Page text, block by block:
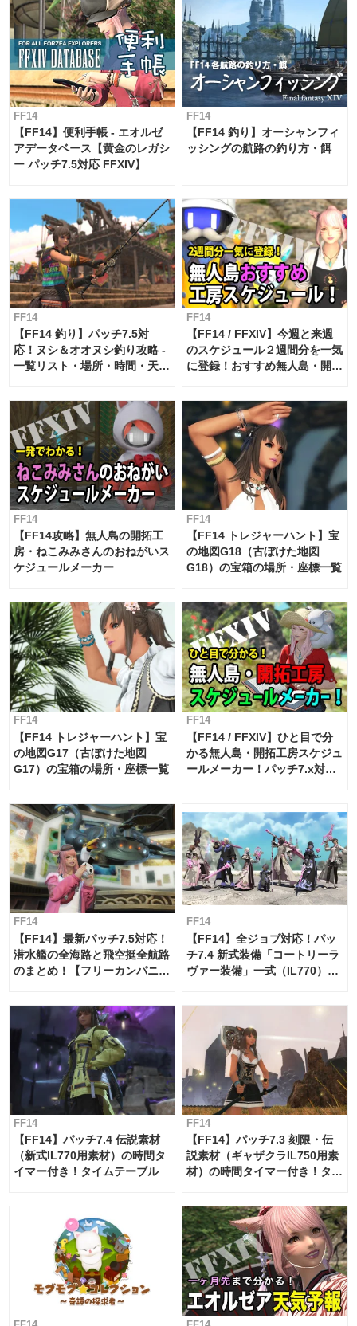
FF14
【FF14】便利手帳 - エオルゼ
アデータベース【黄金のレガシ
ー パッチ7.5対応 FFXIV】
FF14
【FF14 釣り】オーシャンフィ
ッシングの航路の釣り方・餌
FF14
【FF14 釣り】パッチ7.5対
応！ヌシ＆オオヌシ釣り攻略 -
一覧リスト・場所・時間・天
FF14
【FF14 / FFXIV】今週と来週
のスケジュール２週間分を一気
に登録！おすすめ無人島・開拓
FF14
【FF14攻略】無人島の開拓工
房・ねこみみさんのおねがいス
ケジュールメーカー
FF14
【FF14 トレジャーハント】宝
の地図G18（古ぼけた地図
G18）の宝箱の場所・座標一覧
FF14
【FF14 トレジャーハント】宝
の地図G17（古ぼけた地図
G17）の宝箱の場所・座標一覧
FF14
【FF14 / FFXIV】ひと目で分
かる無人島・開拓工房スケジュ
ールメーカー！パッチ7.x対応
FF14
【FF14】最新パッチ7.5対応！
潜水艦の全海路と飛空挺全航路
のまとめ！【フリーカンパニ
FF14
【FF14】全ジョブ対応！パッ
チ7.4 新式装備「コートリーラ
ヴァー装備」一式（IL770）の
FF14
【FF14】パッチ7.4 伝説素材
（新式IL770用素材）の時間タ
イマー付き！タイムテーブル
FF14
【FF14】パッチ7.3 刻限・伝
説素材（ギャザクラIL750用素
材）の時間タイマー付き！タイ